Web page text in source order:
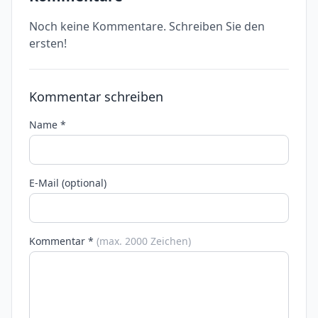
Noch keine Kommentare. Schreiben Sie den
ersten!
Kommentar schreiben
Name *
E-Mail (optional)
Kommentar * (max. 2000 Zeichen)